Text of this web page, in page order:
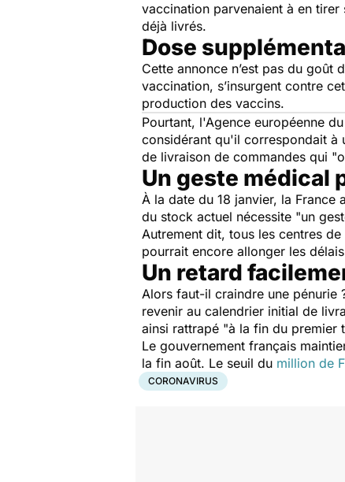
vaccination parvenaient à en
déjà livrés.
Dose
Cette annonce n’est pas du goût
vaccination, s’insurgent contre
production des vaccins.
Pourtant, l'Agence européenne
considérant qu'il correspondait à
de livraison de commandes qui
Un geste médical
À la date du 18 janvier, la France
du stock actuel nécessite "un
Autrement dit, tous les centres
pourrait encore allonger les
Un retard
Alors faut-il craindre une pénurie
revenir au calendrier initial de
ainsi rattrapé "à la fin du premier
Le gouvernement français
la fin août. Le seuil du million de
CORONAVIRUS